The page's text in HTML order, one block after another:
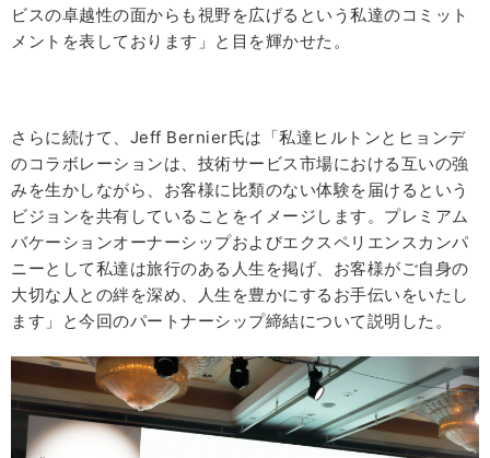
ビスの卓越性の面からも視野を広げるという私達のコミット
メントを表しております」と目を輝かせた。
さらに続けて、Jeff Bernier氏は「私達ヒルトンとヒョンデ
のコラボレーションは、技術サービス市場における互いの強
みを生かしながら、お客様に比類のない体験を届けるという
ビジョンを共有していることをイメージします。プレミアム
バケーションオーナーシップおよびエクスペリエンスカンパ
ニーとして私達は旅行のある人生を掲げ、お客様がご自身の
大切な人との絆を深め、人生を豊かにするお手伝いをいたし
ます」と今回のパートナーシップ締結について説明した。